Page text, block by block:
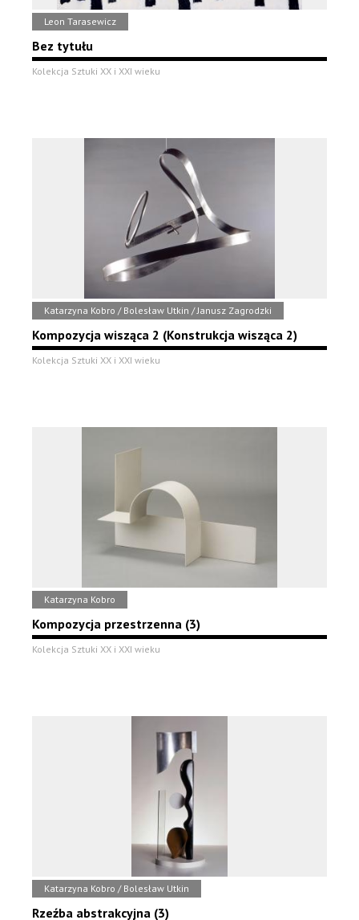
Leon Tarasewicz
Bez tytułu
Kolekcja Sztuki XX i XXI wieku
Katarzyna Kobro / Bolesław Utkin / Janusz Zagrodzki
Kompozycja wisząca 2 (Konstrukcja wisząca 2)
Kolekcja Sztuki XX i XXI wieku
Katarzyna Kobro
Kompozycja przestrzenna (3)
Kolekcja Sztuki XX i XXI wieku
Katarzyna Kobro / Bolesław Utkin
Rzeźba abstrakcyjna (3)